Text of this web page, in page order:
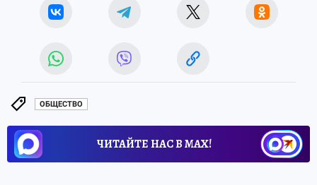
ОБЩЕСТВО
ЧИТАЙТЕ НАС В МАХ!